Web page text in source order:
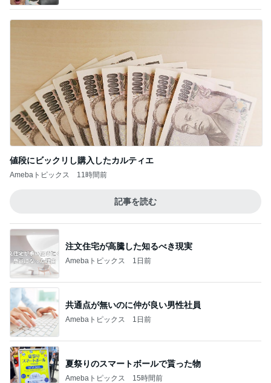
値段にビックリし購入したカルティエ
Amebaトピックス 11時間前
記事を読む
注文住宅が高騰した知るべき現実
Amebaトピックス 1日前
共通点が無いのに仲が良い男性社員
Amebaトピックス 1日前
夏祭りのスマートボールで貰った物
Amebaトピックス 15時間前